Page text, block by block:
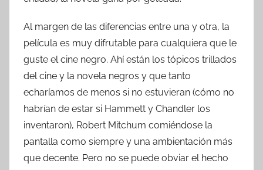
Al margen de las diferencias entre una y otra, la
película es muy difrutable para cualquiera que le
guste el cine negro. Ahí están los tópicos trillados
del cine y la novela negros y que tanto
echaríamos de menos si no estuvieran (cómo no
habrían de estar si Hammett y Chandler los
inventaron), Robert Mitchum comiéndose la
pantalla como siempre y una ambientación más
que decente. Pero no se puede obviar el hecho